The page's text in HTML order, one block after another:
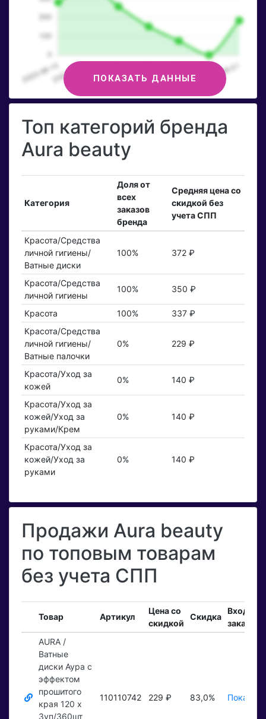
ПОКАЗАТЬ ДАННЫЕ
Топ категорий бренда
Aura beauty
Категория
Доля от
всех
заказов
бренда
Средняя цена со
скидкой без
учета СПП
Красота/Средства
личной гигиены/
Ватные диски
100% 372 ₽
Красота/Средства
личной гигиены
100% 350 ₽
Красота 100%
337 ₽
Красота/Средства
личной гигиены/
Ватные палочки
0% 229 ₽
Красота/Уход за
кожей
0% 140 ₽
Красота/Уход за
кожей/Уход за
руками/Крем
0% 140 ₽
Красота/Уход за
кожей/Уход за
руками
0% 140 ₽
Продажи Aura beauty
по топовым товарам
без учета СПП
Товар Артикул
Цена со
скидкой
Скидка
заказы
AURA /
Ватные
диски Аура с
эффектом
прошитого
края 120 x
3уп/360шт
110110742 229 ₽ 83,0%